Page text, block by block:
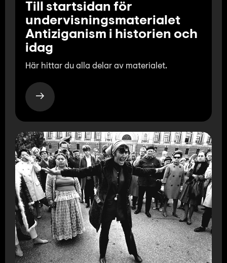
Till startsidan för
undervisningsmaterialet
Antiziganism i historien och
idag
Här hittar du alla delar av materialet.